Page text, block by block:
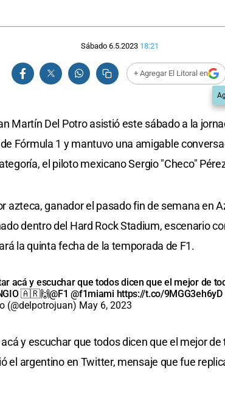
Sábado 6.5.2023 18:21
+ Agregar El Litoral en
Martín Del Potro asistió este sábado a la
Fórmula 1 y mantuvo una amigable
el piloto mexicano Sergio "Checo"
azteca, ganador el pasado fin de semana en
dentro del Hard Rock Stadium, escenario
la quinta fecha de la temporada de F1.
acá y escuchar que todos dicen que el mejor de
🇦🇷🙌@F1 @f1miami https://t.co/9MGG3eh6yD
(@delpotrojuan) May 6, 2023
y escuchar que todos dicen que el mejor
el argentino en Twitter, mensaje que fue